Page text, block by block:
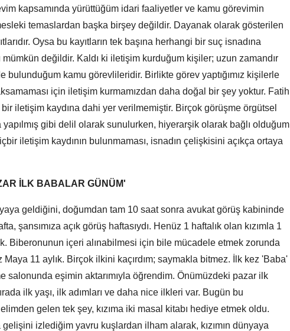
kapsamında yürüttüğüm idari faaliyetler ve kamu görevimin
temaslardan başka birşey değildir. Dayanak olarak gösterilen
Oysa bu kayıtların tek başına herhangi bir suç isnadına
mümkün değildir. Kaldı ki iletişim kurduğum kişiler; uzun zamandır
bulunduğum kamu görevlileridir. Birlikte görev yaptığımız kişilerle
için iletişim kurmamızdan daha doğal bir şey yoktur. Fatih
iletişim kaydına dahi yer verilmemiştir. Birçok görüşme örgütsel
yapılmış gibi delil olarak sunulurken, hiyerarşik olarak bağlı olduğum
iletişim kaydının bulunmaması, isnadın çelişkisini açıkça ortaya
İLK BABALAR GÜNÜM'
geldiğini, doğumdan tam 10 saat sonra avukat görüş kabininde
şansımıza açık görüş haftasıydı. Henüz 1 haftalık olan kızımla 1
Biberonunun içeri alınabilmesi için bile mücadele etmek zorunda
Maya 11 aylık. Birçok ilkini kaçırdım; saymakla bitmez. İlk kez 'Baba'
salonunda eşimin aktarımıyla öğrendim. Önümüzdeki pazar ilk
ilk yaşı, ilk adımları ve daha nice ilkleri var. Bugün bu
gelen tek şey, kızıma iki masal kitabı hediye etmek oldu.
izlediğim yavru kuşlardan ilham alarak, kızımın dünyaya